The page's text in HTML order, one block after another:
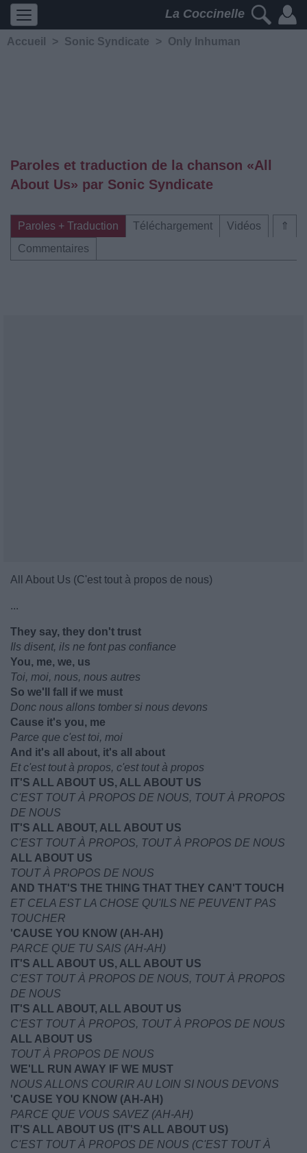
La Coccinelle
Accueil > Sonic Syndicate > Only Inhuman
Paroles et traduction de la chanson «All
About Us» par Sonic Syndicate
⇑
Paroles + Traduction Téléchargement
Vidéos
Commentaires
All About Us (C'est tout à propos de nous)
...
They say, they don't trust
Ils disent, ils ne font pas confiance
You, me, we, us
Toi, moi, nous, nous autres
So we'll fall if we must
Donc nous allons tomber si nous devons
Cause it's you, me
Parce que c'est toi, moi
And it's all about, it's all about
Et c'est tout à propos, c'est tout à propos
IT'S ALL ABOUT US, ALL ABOUT US
C'EST TOUT À PROPOS DE NOUS, TOUT À PROPOS
DE NOUS
IT'S ALL ABOUT, ALL ABOUT US
C'EST TOUT À PROPOS, TOUT À PROPOS DE NOUS
ALL ABOUT US
TOUT À PROPOS DE NOUS
AND THAT'S THE THING THAT THEY CAN'T TOUCH
ET CELA EST LA CHOSE QU'ILS NE PEUVENT PAS
TOUCHER
'CAUSE YOU KNOW (AH-AH)
PARCE QUE TU SAIS (AH-AH)
IT'S ALL ABOUT US, ALL ABOUT US
C'EST TOUT À PROPOS DE NOUS, TOUT À PROPOS
DE NOUS
IT'S ALL ABOUT, ALL ABOUT US
C'EST TOUT À PROPOS, TOUT À PROPOS DE NOUS
ALL ABOUT US
TOUT À PROPOS DE NOUS
WE'LL RUN AWAY IF WE MUST
NOUS ALLONS COURIR AU LOIN SI NOUS DEVONS
'CAUSE YOU KNOW (AH-AH)
PARCE QUE VOUS SAVEZ (AH-AH)
IT'S ALL ABOUT US (IT'S ALL ABOUT US)
C'EST TOUT À PROPOS DE NOUS (C'EST TOUT À